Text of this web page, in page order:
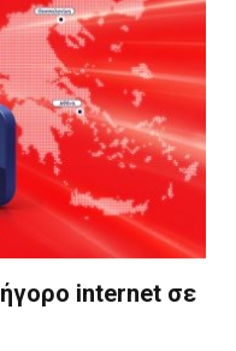
internet σε